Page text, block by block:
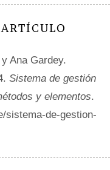
y Ana Gardey.
Sistema de gestión
y elementos.
sistema-de-gestion-